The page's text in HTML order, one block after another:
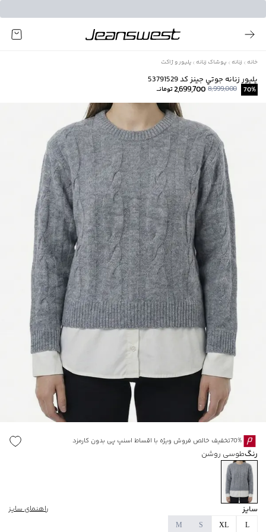
خانه زنانه پوشاک زنانه پلیور و ژاکت
پليور زنانه جوتي جينز كد 53791529
70%
8,999,000
2,699,700تومانــ
70%تخفیف خالص فروش ویژه با اقساط اسنپ پی بدون کارمزد
رنگطوسی روشن
سایز
راهنمای سایز
L
XL
S
M